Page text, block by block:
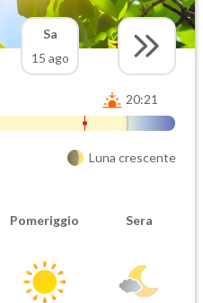
Sa
15 ago
20:21
Luna crescente
Pomeriggio Sera